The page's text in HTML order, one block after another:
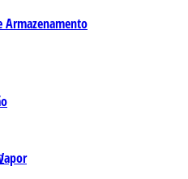
Armazenamento